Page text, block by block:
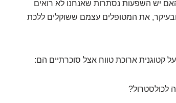
יש השפעות נסתרות שאנחנו לא רואים
את המטופלים עצמם ששוקלים ללכת
קטוגנית ארוכת טווח אצל סוכרתיים הם:
לכולסטרול?